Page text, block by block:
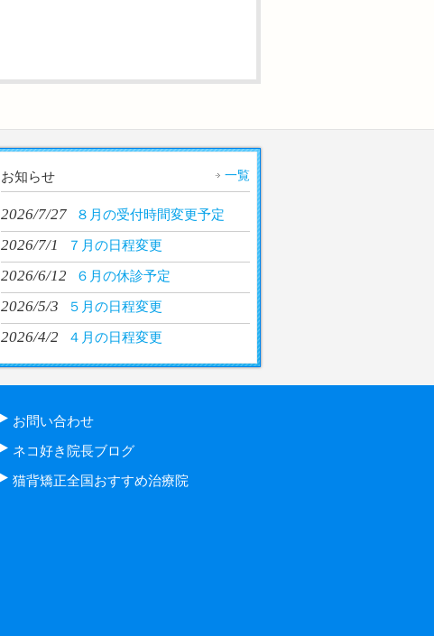
お知らせ 一覧
2026/7/27 ８月の受付時間変更予定
2026/7/1 ７月の日程変更
2026/6/12 ６月の休診予定
2026/5/3 ５月の日程変更
2026/4/2 ４月の日程変更
お問い合わせ
ネコ好き院長ブログ
猫背矯正全国おすすめ治療院